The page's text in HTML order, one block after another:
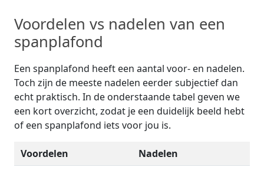
Voordelen vs nadelen van een
spanplafond
Een spanplafond heeft een aantal voor- en nadelen.
Toch zijn de meeste nadelen eerder subjectief dan
echt praktisch. In de onderstaande tabel geven we
een kort overzicht, zodat je een duidelijk beeld hebt
of een spanplafond iets voor jou is.
Voordelen
Nadelen